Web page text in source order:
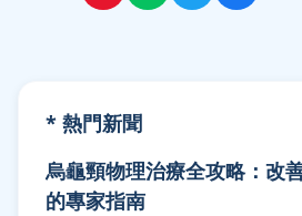
* 熱門新聞
烏龜頸物理治療全攻略：改
的專家指南